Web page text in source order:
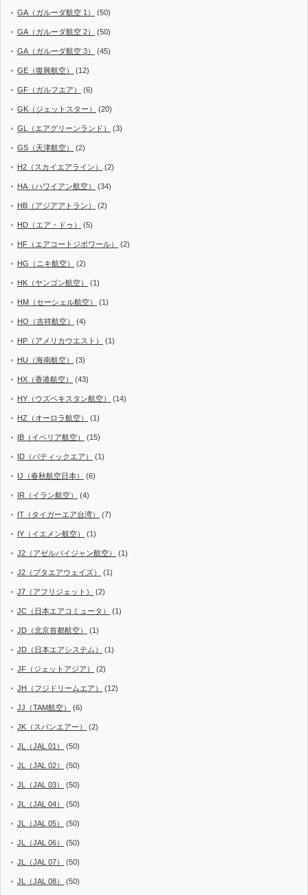
GA（ガルーダ航空 1） (50)
GA（ガルーダ航空 2） (50)
GA（ガルーダ航空 3） (45)
GE（復興航空） (12)
GF（ガルフエア） (6)
GK（ジェットスター） (20)
GL（エアグリーンランド） (3)
GS（天津航空） (2)
H2（スカイエアライン） (2)
HA（ハワイアン航空） (34)
HB（アジアアトラン） (2)
HD（エア・ドゥ） (5)
HF（エアコートジボワール） (2)
HG（ニキ航空） (2)
HK（ヤンゴン航空） (1)
HM（セーシェル航空） (1)
HO（吉祥航空） (4)
HP（アメリカウエスト） (1)
HU（海南航空） (3)
HX（香港航空） (43)
HY（ウズベキスタン航空） (14)
HZ（オーロラ航空） (1)
IB（イベリア航空） (15)
ID（バティックエア） (1)
IJ（春秋航空日本） (6)
IR（イラン航空） (4)
IT（タイガーエア台湾） (7)
IY（イエメン航空） (1)
J2（アゼルバイジャン航空） (1)
J2（ブタエアウェイズ） (1)
J7（アフリジェット） (2)
JC（日本エアコミュータ） (1)
JD（北京首都航空） (1)
JD（日本エアシステム） (1)
JF（ジェットアジア） (2)
JH（フジドリームエア） (12)
JJ（TAM航空） (6)
JK（スパンエアー） (2)
JL（JAL 01） (50)
JL（JAL 02） (50)
JL（JAL 03） (50)
JL（JAL 04） (50)
JL（JAL 05） (50)
JL（JAL 06） (50)
JL（JAL 07） (50)
JL（JAL 08） (50)